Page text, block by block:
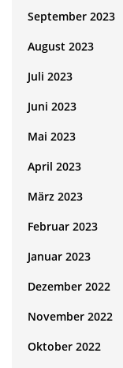
September 2023
August 2023
Juli 2023
Juni 2023
Mai 2023
April 2023
März 2023
Februar 2023
Januar 2023
Dezember 2022
November 2022
Oktober 2022